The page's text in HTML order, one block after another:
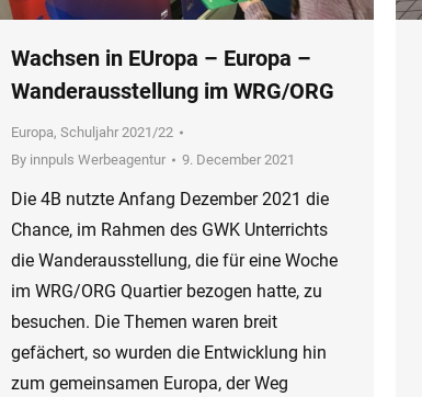
Wachsen in EUropa – Europa –
Wanderausstellung im WRG/ORG
Europa, Schuljahr 2021/22
By innpuls Werbeagentur 9. December 2021
Die 4B nutzte Anfang Dezember 2021 die
Chance, im Rahmen des GWK Unterrichts
die Wanderausstellung, die für eine Woche
im WRG/ORG Quartier bezogen hatte, zu
besuchen. Die Themen waren breit
gefächert, so wurden die Entwicklung hin
zum gemeinsamen Europa, der Weg